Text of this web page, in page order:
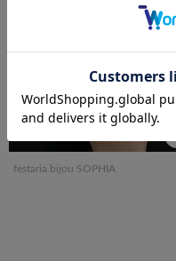
festaria bijou SOPHIA